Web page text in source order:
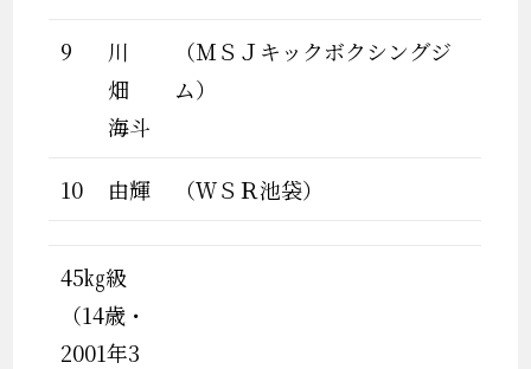
9
川
畑
海斗
（ＭＳＪキックボクシングジ
ム）
10 由輝 （ＷＳＲ池袋）
45㎏級
（14歳・
2001年3